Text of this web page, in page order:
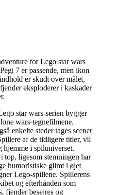
for Lego star wars
7 er passende, men ikon
er skudt over målet,
eksploderer i kaskader
.
star wars-serien bygger
wars-tegnefilmene,
enkelte steder tages scener
af de tidligere titler, vil
hjemme i spiluniverset.
top, ligesom stemningen har
humoristiske glimt i øjet
Lego-spillene. Spillerens
og efterhånden som
fjender besejres og